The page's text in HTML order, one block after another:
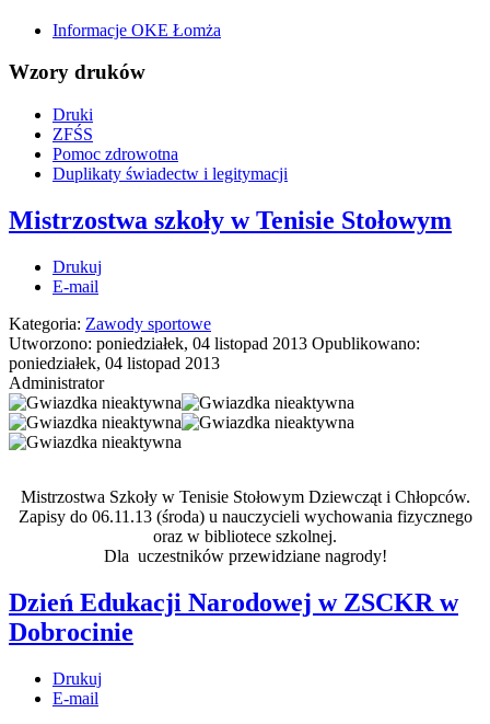
Informacje OKE Łomża
Wzory druków
Druki
ZFŚS
Pomoc zdrowotna
Duplikaty świadectw i legitymacji
Mistrzostwa szkoły w Tenisie Stołowym
Drukuj
E-mail
Kategoria: Zawody sportowe
Utworzono: poniedziałek, 04 listopad 2013 Opublikowano:
poniedziałek, 04 listopad 2013
Administrator
Mistrzostwa Szkoły w Tenisie Stołowym Dziewcząt i Chłopców.
Zapisy do 06.11.13 (środa) u nauczycieli wychowania fizycznego
oraz w bibliotece szkolnej.
Dla uczestników przewidziane nagrody!
Dzień Edukacji Narodowej w ZSCKR w
Dobrocinie
Drukuj
E-mail